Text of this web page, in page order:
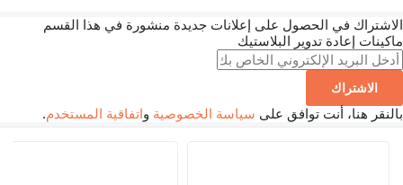
الاشتراك في الحصول على إعلانات جديدة منشورة في هذا القسم
ماكينات إعادة تدوير البلاستيك
الاشتراك
بالنقر هنا، أنت توافق على سياسة الخصوصية واتفاقية المستخدم.